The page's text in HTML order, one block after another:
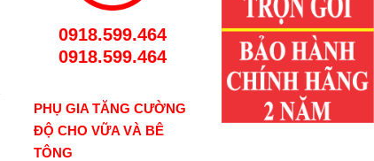
0918.599.464
0918.599.464
PHỤ GIA TĂNG CƯỜNG
ĐỘ CHO VỮA VÀ BÊ
TÔNG